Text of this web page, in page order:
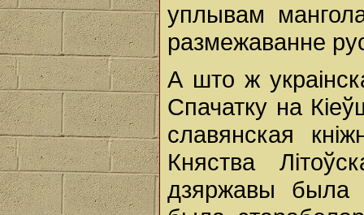
уплывам
размежаванне
А што ж
Спачатку на
славянская
Княства
дзяржавы была